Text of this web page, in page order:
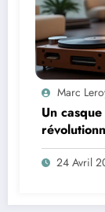
Marc
Un
exigeants
24 Avril